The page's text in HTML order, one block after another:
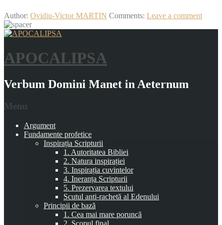
Author: Ovidiu-Victor MARTIN Comments: Leave a comment
APOCALIPSA
Verbum Domini Manet in Aeternum
Menu
Argument
Fundamente profetice
Inspirația Scripturii
1. Autoritatea Bibliei
2. Natura inspirației
3. Inspirația cuvintelor
4. Ineranța Scripturii
5. Prezervarea textului
Scutul anti-rachetă al Edenului
Principii de bază
1. Cea mai mare poruncă
2. Scopul final